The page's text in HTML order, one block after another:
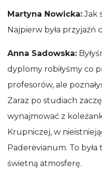
Martyna Nowicka: Jak
Martyna Nowicka:Jak
Najpierw była przyjaźń
Anna Sadowska:
dyplomy robiłyśmy co
profesorów, ale
Zaraz po studiach
wynajmować z
Krupniczej, w
Paderevianum. To była
świetną atmosferę.